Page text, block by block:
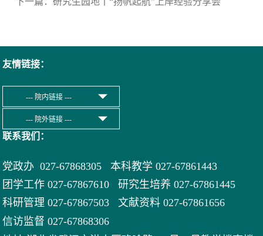
友情链接：
联系我们：
党政办 027-67868305 本科教学 027-67861443
团学工作 027-67867610 研究生培养 027-67861445
科研管理 027-67867503 文献资料 027-67861656
信访监督 027-67868306